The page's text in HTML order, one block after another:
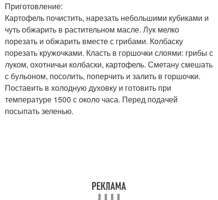
Приготовление:
Картофель почистить, нарезать небольшими кубиками и
чуть обжарить в растительном масле. Лук мелко
порезать и обжарить вместе с грибами. Колбаску
порезать кружочками. Класть в горшочки слоями: грибы с
луком, охотничьи колбаски, картофель. Сметану смешать
с бульоном, посолить, поперчить и залить в горшочки.
Поставить в холодную духовку и готовить при
температуре 1500 с около часа. Перед подачей
посыпать зеленью.